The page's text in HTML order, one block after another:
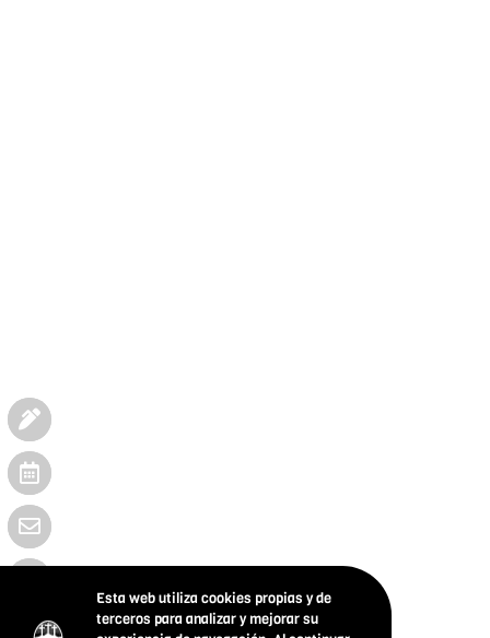
Esta web utiliza cookies propias y de
terceros para analizar y mejorar su